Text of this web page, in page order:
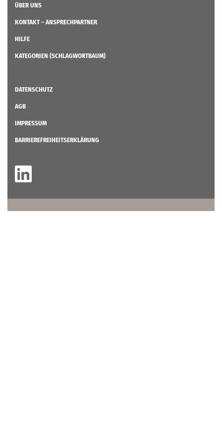
ÜBER UNS
KONTAKT – ANSPRECHPARTNER
HILFE
KATEGORIEN (SCHLAGWORTBAUM)
DATENSCHUTZ
AGB
IMPRESSUM
BARRIEREFREIHEITSERKLÄRUNG